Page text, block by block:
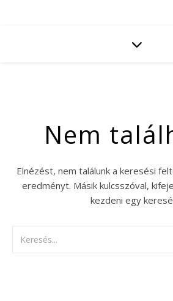
Nem
Elnézést, nem találunk a keresési
eredményt. Másik kulcsszóval,
kezdeni egy